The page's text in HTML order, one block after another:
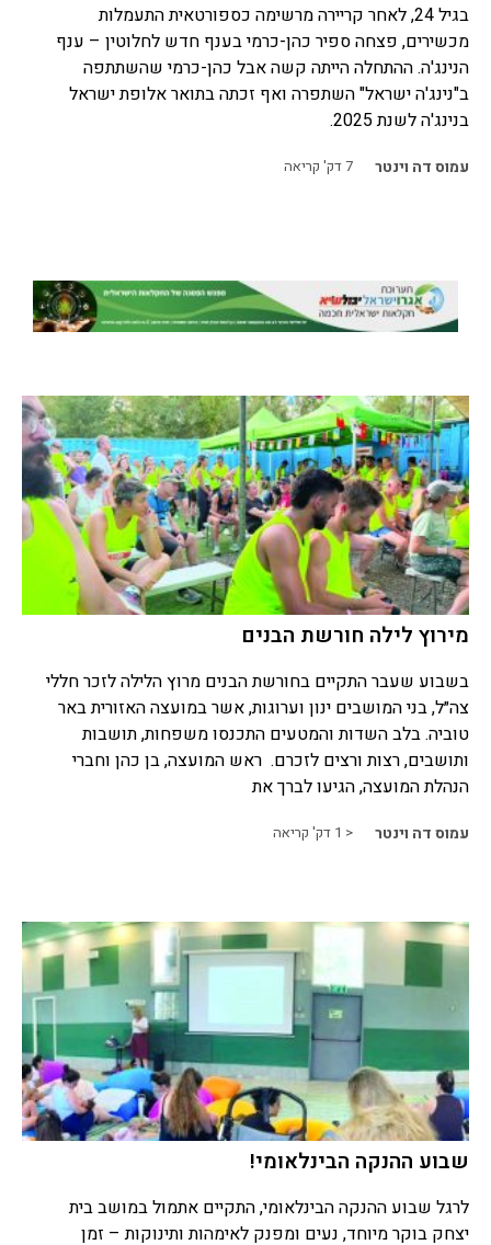
בגיל 24, לאחר קריירה מרשימה כספורטאית התעמלות
מכשירים, פצחה ספיר כהן-כרמי בענף חדש לחלוטין – ענף
הנינג'ה. ההתחלה הייתה קשה אבל כהן-כרמי שהשתתפה
ב"נינג'ה ישראל" השתפרה ואף זכתה בתואר אלופת ישראל
בנינג'ה לשנת 2025.
עמוס דה וינטר 7דק' קריאה
מירוץ לילה חורשת הבנים
בשבוע שעבר התקיים בחורשת הבנים מרוץ הלילה לזכר חללי
צה״ל, בני המושבים ינון וערוגות, אשר במועצה האזורית באר
טוביה. בלב השדות והמטעים התכנסו משפחות, תושבות
ותושבים, רצות ורצים לזכרם. ראש המועצה, בן כהן וחברי
הנהלת המועצה, הגיעו לברך את
עמוס דה וינטר < 1 דק' קריאה
שבוע ההנקה הבינלאומי!
לרגל שבוע ההנקה הבינלאומי, התקיים אתמול במושב בית
יצחק בוקר מיוחד, נעים ומפנק לאימהות ותינוקות – זמן